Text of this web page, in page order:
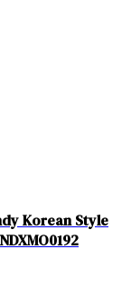
Korean Style